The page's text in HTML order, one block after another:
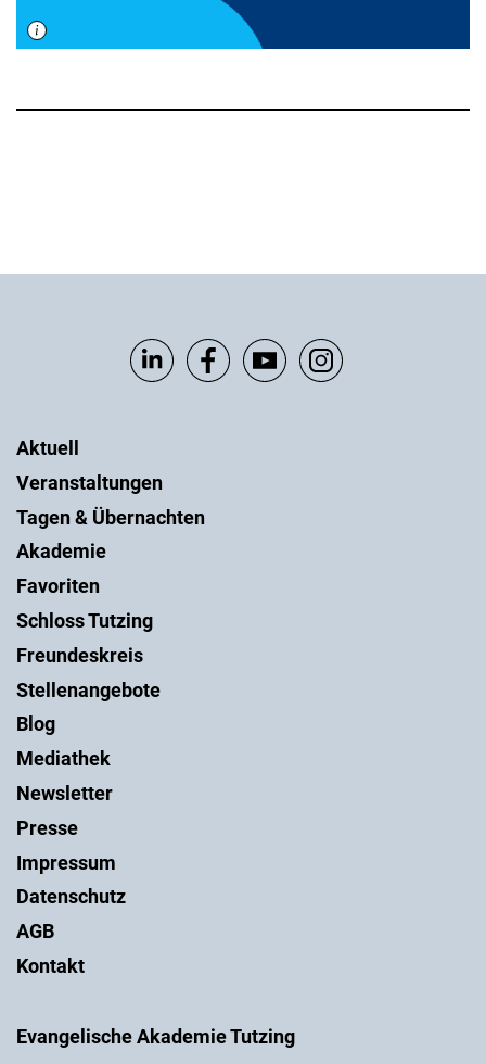
Evangelische Akademie Tutzing
Aktuell
Veranstaltungen
Tagen & Übernachten
Akademie
Favoriten
Schloss Tutzing
Freundeskreis
Stellenangebote
Blog
Mediathek
Newsletter
Presse
Impressum
Datenschutz
AGB
Kontakt